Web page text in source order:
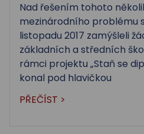
Nad řešením tohoto
mezinárodního problému
listopadu 2017 zamýšleli
základních a středních
rámci projektu „Staň se
konal pod hlavičkou
PŘEČÍST